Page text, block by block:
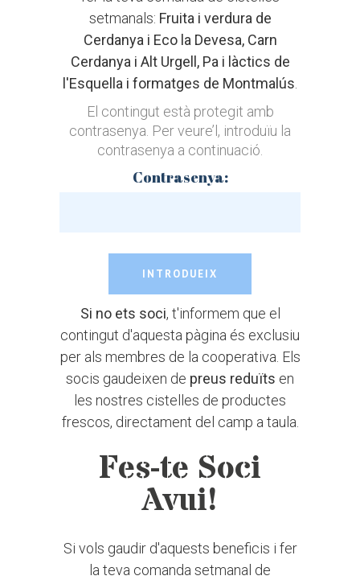
setmanals: Fruita i verdura de
Cerdanya i Eco la Devesa, Carn
Cerdanya i Alt Urgell, Pa i làctics de
l'Esquella i formatges de Montmalús
El contingut està protegit amb
contrasenya. Per veure’l, introduïu la
contrasenya a continuació.
Contrasenya:
Si no ets soci, t'informem que el
contingut d'aquesta pàgina és exclusiu
per als membres de la cooperativa. Els
socis gaudeixen de preus reduïts en
les nostres cistelles de productes
frescos, directament del camp a taula.
Fes-te Soci
Avui!
Si vols gaudir d'aquests beneficis i fer
la teva comanda setmanal de